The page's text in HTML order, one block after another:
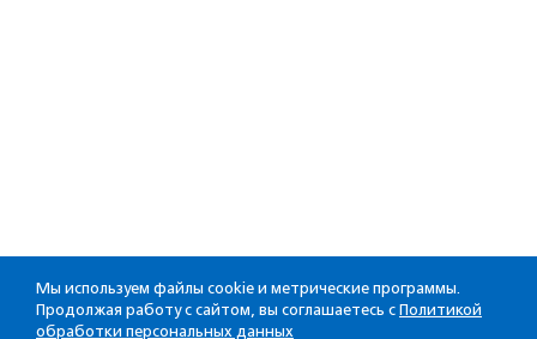
Мы используем файлы cookie и метрические программы.
Продолжая работу с сайтом, вы соглашаетесь с Политикой
обработки персональных данных